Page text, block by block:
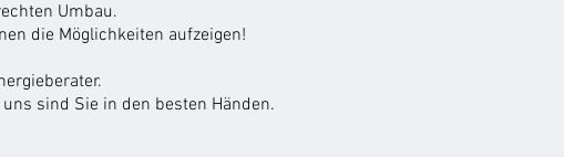
Umbau.
die Möglichkeiten aufzeigen!
sind Sie in den besten Händen.